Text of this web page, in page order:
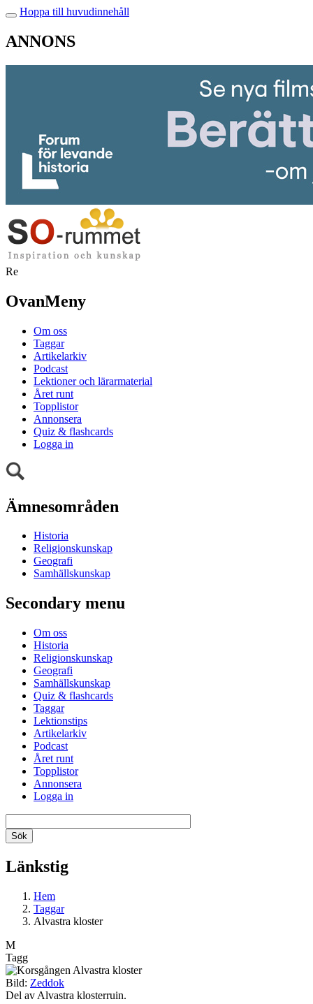
Hoppa till huvudinnehåll
ANNONS
Re
OvanMeny
Om oss
Taggar
Artikelarkiv
Podcast
Lektioner och lärarmaterial
Året runt
Topplistor
Annonsera
Quiz & flashcards
Logga in
Ämnesområden
Historia
Religionskunskap
Geografi
Samhällskunskap
Secondary menu
Om oss
Historia
Religionskunskap
Geografi
Samhällskunskap
Quiz & flashcards
Taggar
Lektionstips
Artikelarkiv
Podcast
Året runt
Topplistor
Annonsera
Logga in
Länkstig
Hem
Taggar
Alvastra kloster
M
Tagg
Bild: Zeddok
Del av Alvastra klosterruin.